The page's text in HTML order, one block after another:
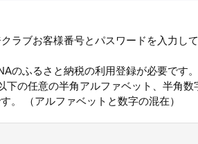
ラブお客様番号とパスワードを入力して
のふるさと納税の利用登録が必要です。
下の任意の半角アルファベット、半角数
。 （アルファベットと数字の混在）